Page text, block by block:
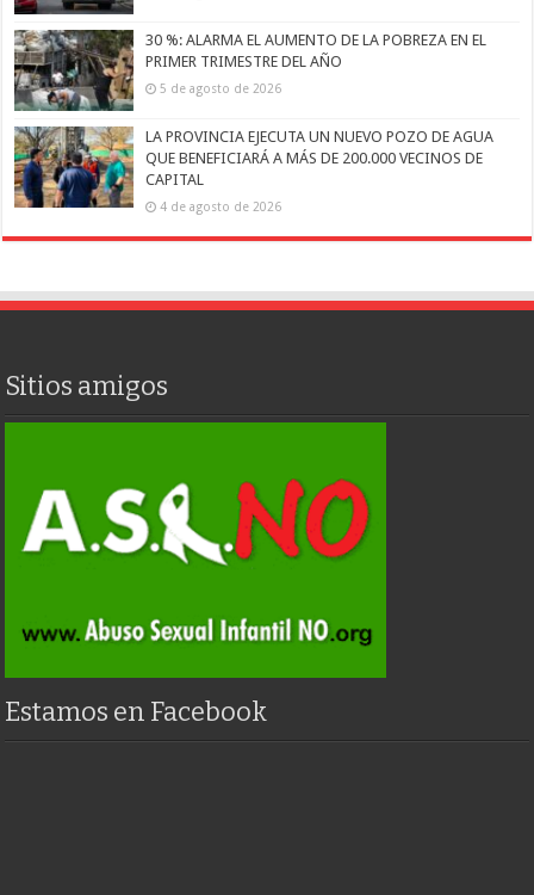
30 %: ALARMA EL AUMENTO DE LA POBREZA EN EL
PRIMER TRIMESTRE DEL AÑO
5 de agosto de 2026
LA PROVINCIA EJECUTA UN NUEVO POZO DE AGUA
QUE BENEFICIARÁ A MÁS DE 200.000 VECINOS DE
CAPITAL
4 de agosto de 2026
Sitios amigos
Estamos en Facebook